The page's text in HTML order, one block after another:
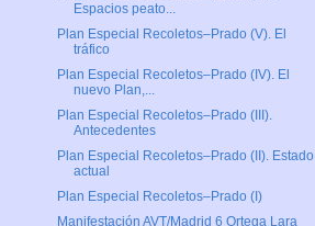
Espacios peato...
Plan Especial Recoletos–Prado (V). El
tráfico
Plan Especial Recoletos–Prado (IV). El
nuevo Plan,...
Plan Especial Recoletos–Prado (III).
Antecedentes
Plan Especial Recoletos–Prado (II). Estado
actual
Plan Especial Recoletos–Prado (I)
Manifestación AVT/Madrid 6 Ortega Lara